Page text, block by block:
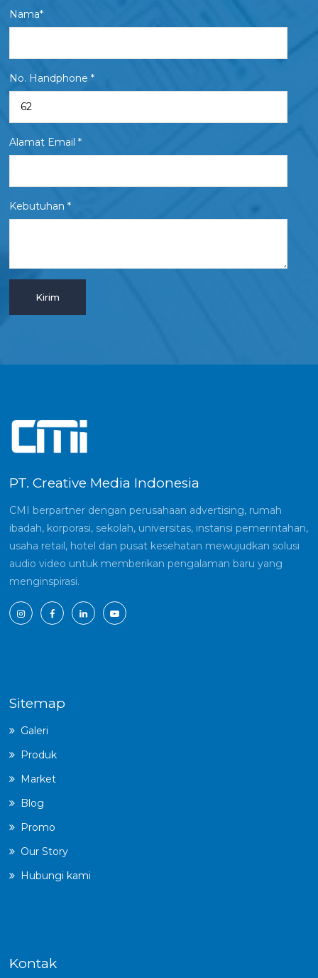
Nama*
No. Handphone *
Alamat Email *
Kebutuhan *
PT. Creative Media Indonesia
CMI berpartner dengan perusahaan advertising, rumah
ibadah, korporasi, sekolah, universitas, instansi pemerintahan,
usaha retail, hotel dan pusat kesehatan mewujudkan solusi
audio video untuk memberikan pengalaman baru yang
menginspirasi.
Sitemap
Galeri
Produk
Market
Blog
Promo
Our Story
Hubungi kami
Kontak